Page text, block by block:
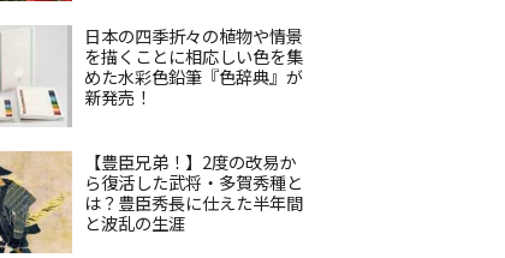
日本の四季折々の植物や情景
を描くことに相応しい色を集
めた水彩色鉛筆『色辞典』が
新発売！
【豊臣兄弟！】2度の改易か
ら復活した武将・多賀秀種と
は？豊臣秀長に仕えた半年間
と波乱の生涯